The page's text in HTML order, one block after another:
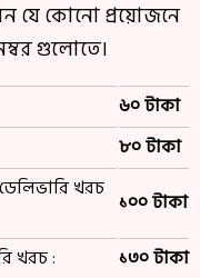
যে কোনো প্রয়োজনে
গুলোতে।
৬০ টাকা
৮০ টাকা
খরচ ১০০ টাকা
খরচ :
১৩০ টাকা